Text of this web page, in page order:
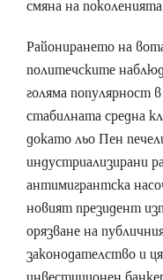
смяна на
Районирането на
политечските
голяма популярност
стабилната средна
докато льо Пен
индустриализирани
антимигрантска
новият президент
орязване на
законодателство и